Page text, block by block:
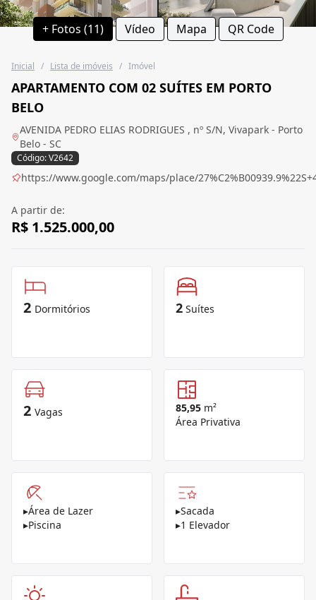
+ Fotos (11) Vídeo Mapa QR Code
Inicial / Lista de imóveis / Imóvel
APARTAMENTO COM 02 SUÍTES EM PORTO
BELO
AVENIDA PEDRO ELIAS RODRIGUES , nº S/N, Vivapark - Porto
Belo - SC
Código: V2642
https://www.google.com/maps/place/
A partir de:
R$ 1.525.000,00
2 Dormitórios 2 Suítes
2 Vagas 85,95 m²
Área Privativa
▸Área de Lazer
▸Piscina
▸Sacada
▸1 Elevador